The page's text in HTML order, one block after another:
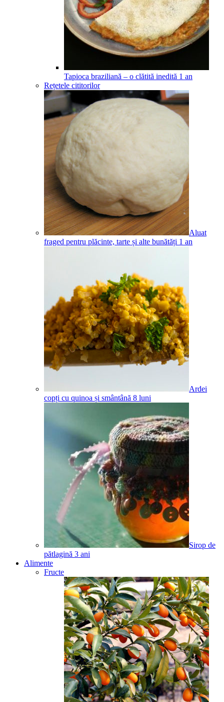
Tapioca braziliană – o clătită inedită 1 an
Rețetele cititorilor
Aluat
fraged pentru plăcinte, tarte și alte bunătăți 1 an
Ardei
copți cu quinoa și smântână 8 luni
Sirop de
pătlagină 3 ani
Alimente
Fructe